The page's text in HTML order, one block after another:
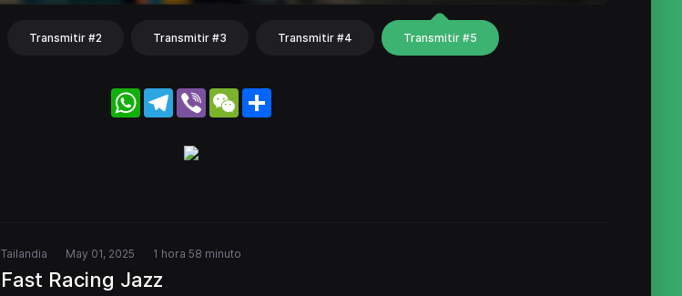
Transmitir #2 Transmitir #3 Transmitir #4 Transmitir #5
WhatsApp
Telegram
Viber WeChat
Tailandia May 01, 2025 1 hora 58 minuto
Fast Racing Jazz